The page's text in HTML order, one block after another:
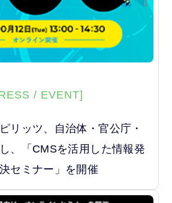
/ EVENT]
リッツ、自治体・官公庁・
、「CMSを活用した情報発
セミナー」を開催